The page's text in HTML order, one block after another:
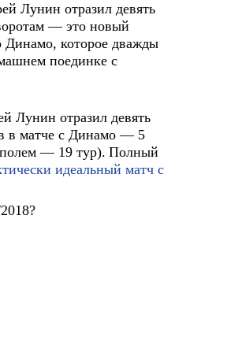
Лунин отразил девять
— это новый
которое дважды
поединке с
Лунин отразил девять
в матче с Динамо — 5
— 19 тур). Полный
идеальный матч с